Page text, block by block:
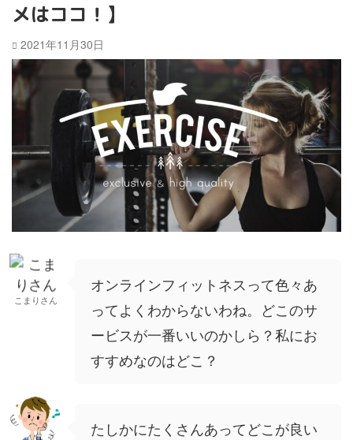
メはココ！】
2021年11月30日
こまりさん
オンラインフィットネスって色々あ
ってよくわからないわね。どこのサ
ービスが一番いいのかしら？私にお
すすめなのはどこ？
たしかにたくさんあってどこが良い